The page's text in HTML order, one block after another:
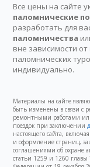
Все цены на сайте
паломнические
разработать для
паломничества
вне зависимости
паломнических
индивидуально.
Материалы на сайте
быть изменены в связи с
ремонтными работами
поездок при заключении
настоящего сайта,
и оформление страниц,
соглашениями об охране
статьи 1259 и 1260 главы